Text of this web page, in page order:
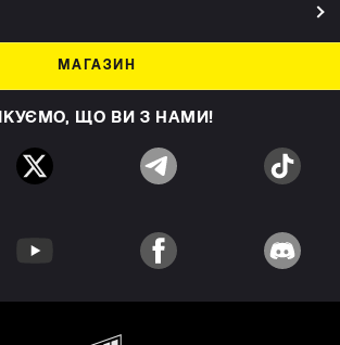
МАГАЗИН
ЩО ВИ З НАМИ!